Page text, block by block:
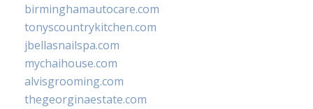
birminghamautocare.com
tonyscountrykitchen.com
jbellasnailspa.com
mychaihouse.com
alvisgrooming.com
thegeorginaestate.com